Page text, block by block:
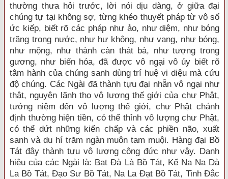
thường thưa hỏi trước, lời nói dịu dàng, ở giữa đại
chúng tự tại không sợ, từng khéo thuyết pháp từ vô số
ức kiếp, biết rõ các pháp như ảo, như diệm, như bóng
trăng trong nước, như hư không, như vang, như bóng,
như mộng, như thành càn thát bà, như tượng trong
gương, như biến hóa, đã được vô ngại vô úy biết rõ
tâm hành của chúng sanh dùng trí huệ vi diệu mà cứu
độ chúng. Các Ngài đã thành tựu đại nhẫn vô ngại như
thật, nguyện lãnh thọ vô lượng thế giới của chư Phật,
tưởng niệm đến vô lượng thế giới, chư Phật chánh
định thường hiện tiền, có thể thỉnh vô lượng chư Phật,
có thể dứt những kiến chấp và các phiền não, xuất
sanh và du hí trăm ngàn muôn tam muội. Hàng đại Bồ
Tát đây thành tựu vô lượng công đức như vậy. Danh
hiệu của các Ngài là: Bạt Đà Là Bồ Tát, Kế Na Na Dà
La Bồ Tát, Đạo Sư Bồ Tát, Na La Đạt Bồ Tát, Tinh Đắc